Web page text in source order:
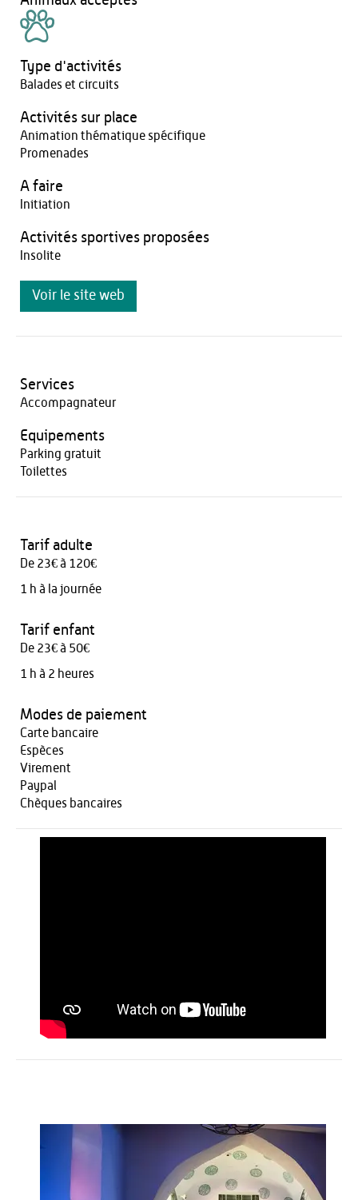
Type d'activités
Balades et circuits
Activités sur place
Animation thématique spécifique
Promenades
A faire
Initiation
Activités sportives proposées
Insolite
Voir le site web
Services
Accompagnateur
Equipements
Parking gratuit
Toilettes
Tarif adulte
De 23€ à 120€
1 h à la journée
Tarif enfant
De 23€ à 50€
1 h à 2 heures
Modes de paiement
Carte bancaire
Espèces
Virement
Paypal
Chèques bancaires